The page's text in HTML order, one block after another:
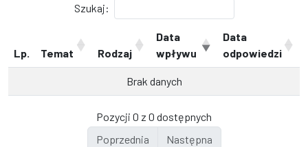
Szukaj:
Lp. Temat Rodzaj
Data
wpływu
Data
odpowiedzi
Brak danych
Pozycji 0 z 0 dostępnych
Poprzednia
Następna